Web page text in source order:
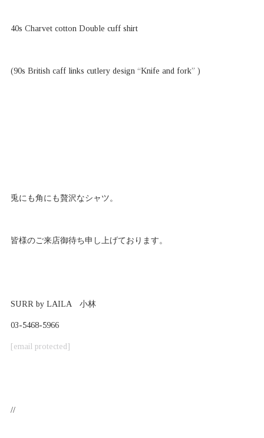
40s Charvet cotton Double cuff shirt
(90s British caff links cutlery design “Knife and fork” )
兎にも角にも贅沢なシャツ。
皆様のご来店御待ち申し上げております。
SURR by LAILA 小林
03-5468-5966
[email protected]
//